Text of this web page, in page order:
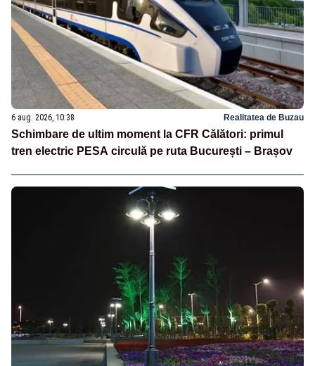
6 aug. 2026, 10:38 Realitatea de Buzau
Schimbare de ultim moment la CFR Călători: primul
tren electric PESA circulă pe ruta București – Brașov